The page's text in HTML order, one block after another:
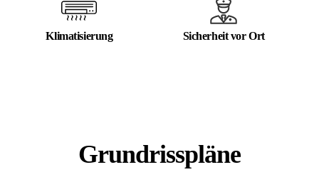
Klimatisierung Sicherheit vor Ort
Grundrisspläne